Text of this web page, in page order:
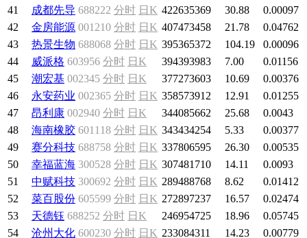
41
成都先导 688222 分时 日K 422635369 30.88
0.00097
42
金房能源 001210 分时 日K 407473458 21.78
0.04762
43
热景生物 688068 分时 日K 395365372 104.19
0.00096
44
威派格 603956 分时 日K 394393983 7.00
0.01156
45
潮宏基 002345 分时 日K 377273603 10.69
0.00376
46
永安药业 002365 分时 日K 358573912 12.91
0.01255
47
昂利康 002940 分时 日K 344085662 25.68
0.0043
48
海南橡胶 601118 分时 日K 343434254 5.33
0.00377
49
赛分科技 688758 分时 日K 337806595 26.30
0.00535
50
幸福蓝海 300528 分时 日K 307481710 14.11
0.0093
51
中赋科技 300692 分时 日K 289488768 8.62
0.01412
52
菜百股份 605599 分时 日K 272897237 16.57
0.02474
53
天德钰 688252 分时 日K 246954725 18.96
0.05745
54
沧州大化 600230 分时 日K 233084311 14.23
0.00779